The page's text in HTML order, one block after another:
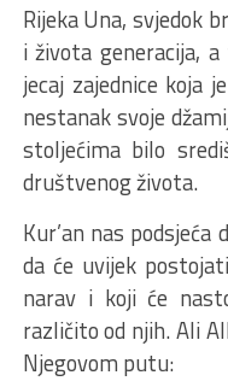
Rijeka Una, svjedok
i života generacija,
jecaj zajednice koja
nestanak svoje
stoljećima bilo
društvenog života.
Kur’an nas
da će uvijek
narav i koji će
različito od njih. Ali
Njegovom putu: